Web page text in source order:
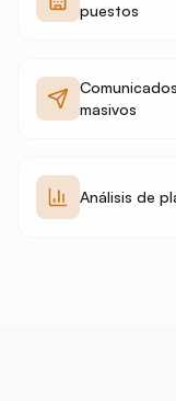
puestos
Comunicados
masivos
Análisis de